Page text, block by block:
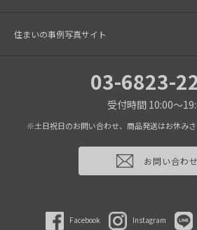
住まいの事例写真サイト
03-6823-
受付時間 10:00～
※土日祝日のお問い合わせ、商品発送はお休みさ
お問い合わせ
Facebook Instagram